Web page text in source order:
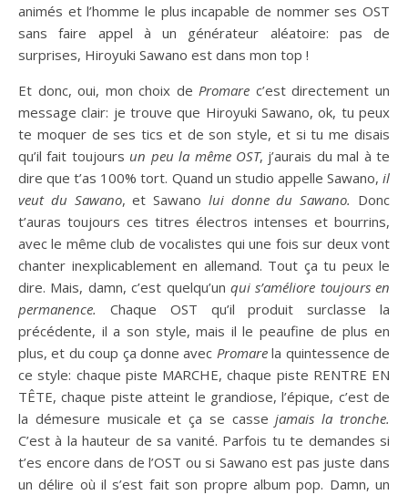
animés et l’homme le plus incapable de nommer ses OST
sans faire appel à un générateur aléatoire: pas de
surprises, Hiroyuki Sawano est dans mon top !
Et donc, oui, mon choix dePromare c’est directement un
message clair: je trouve que Hiroyuki Sawano, ok, tu peux
te moquer de ses tics et de son style, et si tu me disais
qu’il fait toujours un peu la même OST, j’aurais du mal à te
dire que t’as 100% tort. Quand un studio appelle Sawano, il
veut du Sawano, et Sawano lui donne du Sawano. Donc
t’auras toujours ces titres électros intenses et bourrins,
avec le même club de vocalistes qui une fois sur deux vont
chanter inexplicablement en allemand. Tout ça tu peux le
dire. Mais, damn, c’est quelqu’un qui s’améliore toujours en
permanence. Chaque OST qu’il produit surclasse la
précédente, il a son style, mais il le peaufine de plus en
plus, et du coup ça donne avec Promarela quintessence de
ce style: chaque piste MARCHE, chaque piste RENTRE EN
TÊTE, chaque piste atteint le grandiose, l’épique, c’est de
la démesure musicale et ça se cassejamais la tronche.
C’est à la hauteur de sa vanité. Parfois tu te demandes si
t’es encore dans de l’OST ou si Sawano est pas juste dans
un délire où il s’est fait son propre album pop. Damn, un